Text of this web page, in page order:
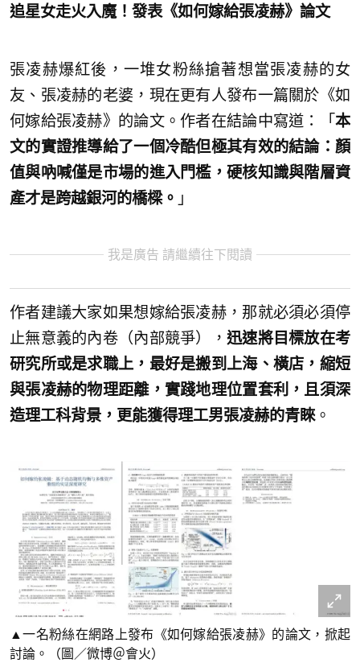
追星女走火入魔！發表《如何嫁給張凌赫》論文
張凌赫爆紅後，一堆女粉絲搶著想當張凌赫的女
友、張凌赫的老婆，現在更有人發布一篇關於《如
何嫁給張凌赫》的論文。作者在結論中寫道：「 本
文的實證推導給了一個冷酷但極其有效的結論：顏
值與吶喊僅是市場的進入門檻，硬核知識與階層資
產才是跨越銀河的橋樑。 」
我是廣告 請繼續往下閱讀
作者建議大家如果想嫁給張凌赫，那就必須必須停
止無意義的內卷（內部競爭）， 迅速將目標放在考
研究所或是求職上，最好是搬到上海、橫店，縮短
與張凌赫的物理距離，實踐地理位置套利，且須深
造理工科背景，更能獲得理工男張凌赫的青睞。
▲一名粉絲在網路上發布《如何嫁給張凌赫》的論文，掀起
討論。（圖／微博＠會火）